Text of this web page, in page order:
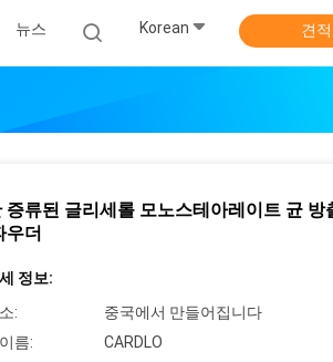
뉴스 Korean 견
증류된 글리세롤 모노스테아레이트 균 방
우더
정보:
:
중국에서 만들어집니다
름:
CARDLO